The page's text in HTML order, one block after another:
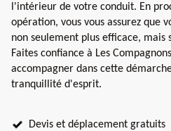
l'intérieur de votre conduit. En
opération, vous vous assurez que
non seulement plus efficace, mais
Faites confiance à Les
accompagner dans cette
tranquillité d'esprit.
Devis et déplacement gratuits